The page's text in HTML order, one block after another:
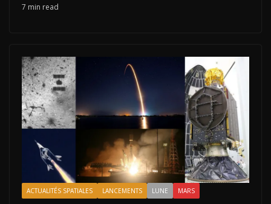
7 min read
ACTUALITÉS SPATIALES LANCEMENTS LUNE MARS